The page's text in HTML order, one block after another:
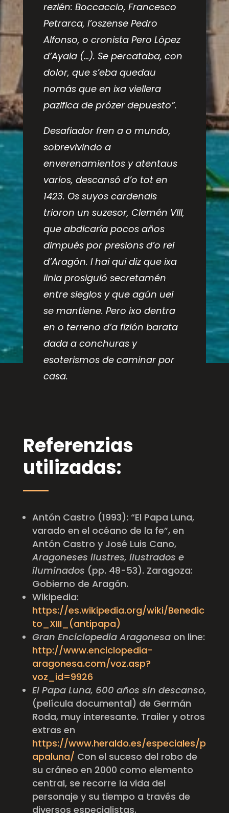
rezién: Boccaccio, Francesco
Petrarca, l’oszense Pedro
Alfonso, o cronista Pero López
d’Ayala (…). Se percataba, con
dolor, que s’eba quedau
nomás que en ixa viellera
pazifica de prózer depuesto”.
Desafiador fren a o mundo,
sobrevivindo a
enverenamientos y atentaus
varios, descansó d’o tot en
1423. Os suyos cardenals
trioron un suzesor, Clemén VIII,
que abdicaría pocos años
dimpués por presions d’o rei
d’Aragón. I hai qui diz que ixa
linia prosiguió secretamén
entre sieglos y que agún uei
se mantiene. Pero ixo dentra
en o terreno d’a fizión barata
dada a conchuras y
esoterismos de caminar por
casa.
Referenzias
utilizadas:
Antón Castro (1993): “El Papa Luna,
varado en el océano de la fe”, en
Antón Castro y José Luis Cano,
Aragoneses ilustres, ilustrados e
iluminados (pp. 48-53). Zaragoza:
Gobierno de Aragón.
Wikipedia:
https://es.wikipedia.org/wiki/Benedic
to_XIII_(antipapa)
Gran Enciclopedia Aragonesaon line:
http://www.enciclopedia-
aragonesa.com/voz.asp?
voz_id=9926
El Papa Luna, 600 años sin descanso,
(película documental) de Germán
Roda, muy interesante. Trailer y otros
extras en
https://www.heraldo.es/especiales/p
apaluna/ Con el suceso del robo de
su cráneo en 2000 como elemento
central, se recorre la vida del
personaje y su tiempo a través de
diversos especialistas.